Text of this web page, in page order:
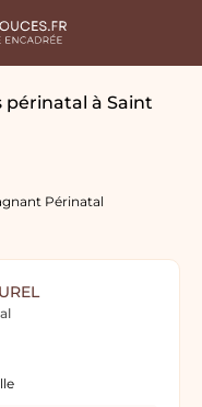
périnatal à Saint
Périnatal